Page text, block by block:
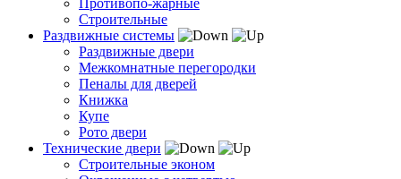
Строительные
Раздвижные системы
Раздвижные двери
Межкомнатные перегородки
Пеналы для дверей
Книжка
Купе
Рото двери
Технические двери
Строительные эконом